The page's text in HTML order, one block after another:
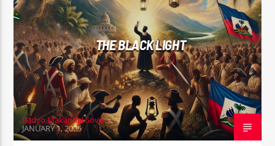
THE BLACK LIGHT
Radyo Makandal Sove
JANUARY 1, 2025